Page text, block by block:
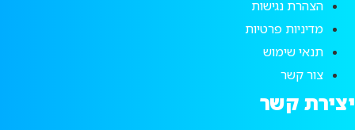
הצהרת נגישות
מדיניות פרטיות
תנאי שימוש
צור קשר
יצירת קשר